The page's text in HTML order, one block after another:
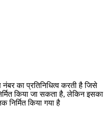
का प्रतिनिधित्व करती है जिसे
किया जा सकता है, लेकिन इसका
किया गया है